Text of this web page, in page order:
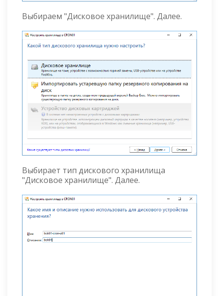
Выбираем "Дисковое хранилище". Далее.
Выбирает тип дискового хранилища
"Дисковое хранилище". Далее.